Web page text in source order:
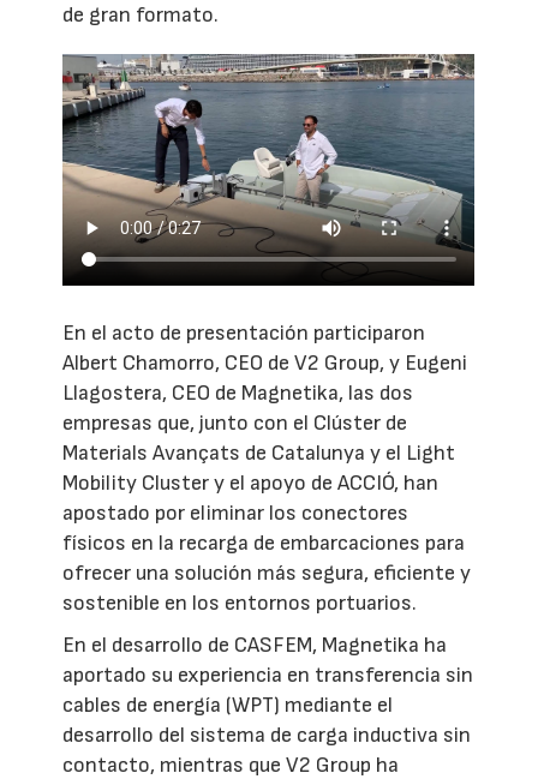
de gran formato.
En el acto de presentación participaron
Albert Chamorro, CEO de V2 Group, y Eugeni
Llagostera, CEO de Magnetika, las dos
empresas que, junto con el Clúster de
Materials Avançats de Catalunya y el Light
Mobility Cluster y el apoyo de ACCIÓ, han
apostado por eliminar los conectores
físicos en la recarga de embarcaciones para
ofrecer una solución más segura, eficiente y
sostenible en los entornos portuarios.
En el desarrollo de CASFEM, Magnetika ha
aportado su experiencia en transferencia sin
cables de energía (WPT) mediante el
desarrollo del sistema de carga inductiva sin
contacto, mientras que V2 Group ha